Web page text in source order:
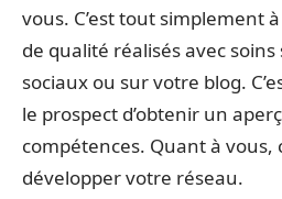
vous. C’est tout simplement
de qualité réalisés avec
sociaux ou sur votre blog.
le prospect d’obtenir un
compétences. Quant à vous,
développer votre réseau.